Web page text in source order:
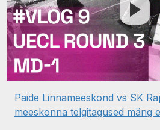
Paide Linnameeskond vs SK
meeskonna telgitagused mäng